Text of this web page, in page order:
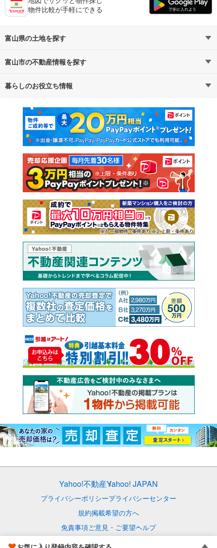
物件比較が手軽にできる
富山県の土地を探す
路線・駅から探す
通勤・通学時間から探す
富山市の不動産情報を探す
不動産・住宅
新築マンション 中古マンション
新築一戸建て 中古一戸建て
注文住宅 土地
売却査定
暮らしのお役立ち情報
マンションカタログ 教えて！住まいの先生
Yahoo!不動産Yahoo! JAPAN
プライバシーポリシープライバシーセンター
規約掲載希望の方へ
免責事項ご意見・ご要望ヘルプ
© LY Corporation